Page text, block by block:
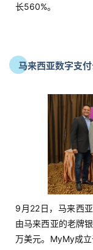
长560%。
马来西亚数字支
9月22日，马来西
由马来西亚的老牌
万美元。MyMy成